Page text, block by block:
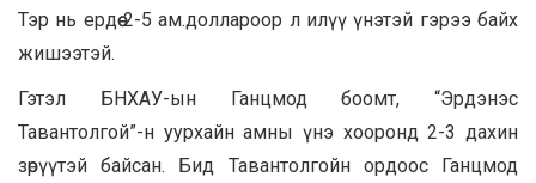
Тэр нь ердөө 2-5 ам.доллароор л илүү үнэтэй гэрээ байх
жишээтэй.
Гэтэл БНХАУ-ын Ганцмод боомт, “Эрдэнэс
Тавантолгой”-н уурхайн амны үнэ хооронд 2-3 дахин
зөрүүтэй байсан. Бид Тавантолгойн ордоос Ганцмод